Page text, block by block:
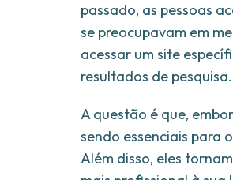
passado, as pessoas
se preocupavam em
acessar um site
resultados de pesquisa.
A questão é que,
sendo essenciais para
Além disso, eles